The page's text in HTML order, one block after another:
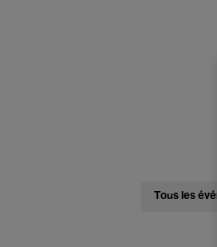
Tous les